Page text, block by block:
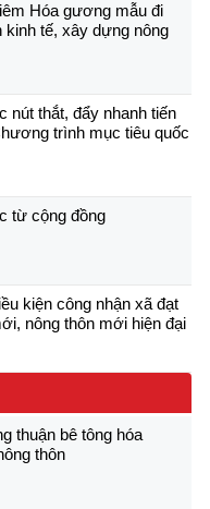
Hóa gương mẫu đi
kinh tế, xây dựng nông
nút thắt, đẩy nhanh tiến
trình mục tiêu quốc
từ cộng đồng
kiện công nhận xã đạt
nông thôn mới hiện đại
thuận bê tông hóa
thôn